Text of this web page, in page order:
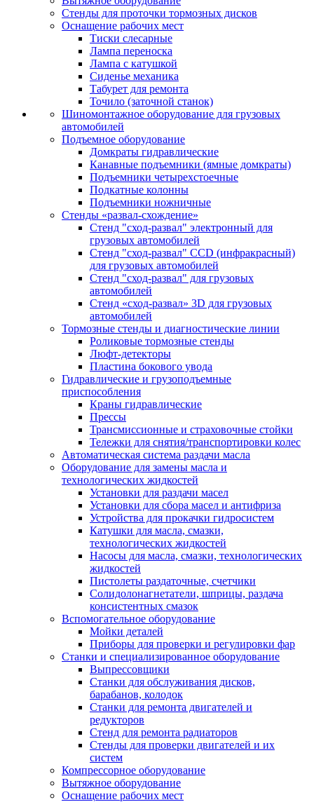
Стенды для проточки тормозных дисков
Оснащение рабочих мест
Тиски слесарные
Лампа переноска
Лампа с катушкой
Сиденье механика
Табурет для ремонта
Точило (заточной станок)
Шиномонтажное оборудование для грузовых
автомобилей
Подъемное оборудование
Домкраты гидравлические
Канавные подъемники (ямные домкраты)
Подъемники четырехстоечные
Подкатные колонны
Подъемники ножничные
Стенды «развал-схождение»
Стенд "сход-развал" электронный для
грузовых автомобилей
Стенд "сход-развал" CCD (инфракрасный)
для грузовых автомобилей
Стенд "сход-развал" для грузовых
автомобилей
Стенд «сход-развал» 3D для грузовых
автомобилей
Тормозные стенды и диагностические линии
Роликовые тормозные стенды
Люфт-детекторы
Пластина бокового увода
Гидравлические и грузоподъемные
приспособления
Краны гидравлические
Прессы
Трансмиссионные и страховочные стойки
Тележки для снятия/транспортировки колес
Автоматическая система раздачи масла
Оборудование для замены масла и
технологических жидкостей
Установки для раздачи масел
Установки для сбора масел и антифриза
Устройства для прокачки гидросистем
Катушки для масла, смазки,
технологических жидкостей
Насосы для масла, смазки, технологических
жидкостей
Пистолеты раздаточные, счетчики
Солидолонагнетатели, шприцы, раздача
консистентных смазок
Вспомогательное оборудование
Мойки деталей
Приборы для проверки и регулировки фар
Станки и специализированное оборудование
Выпрессовщики
Станки для обслуживания дисков,
барабанов, колодок
Станки для ремонта двигателей и
редукторов
Стенд для ремонта радиаторов
Стенды для проверки двигателей и их
систем
Компрессорное оборудование
Вытяжное оборудование
Оснащение рабочих мест